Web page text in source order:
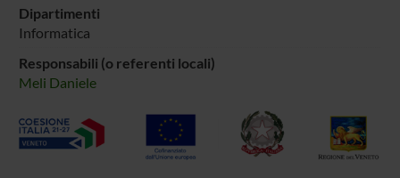
Dipartimenti
Informatica
Responsabili (o referenti locali)
Meli Daniele